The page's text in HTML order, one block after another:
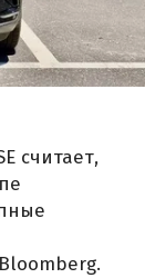
считает,